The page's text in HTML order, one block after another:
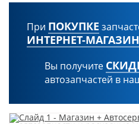
При ПОКУПКЕ
ИНТЕРНЕТ-
Вы получите
автозапчастей в